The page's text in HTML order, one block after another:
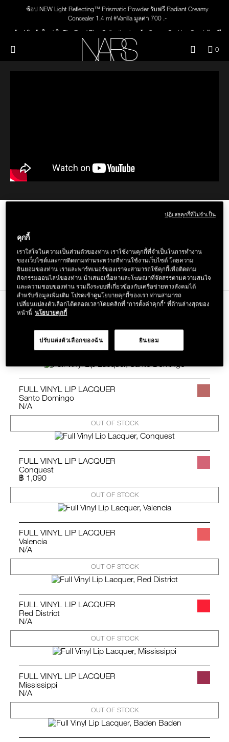
ช้อป NEW Light Reflecting™ Prismatic Powder รับฟรี Radiant Creamy
Concealer 1.4 ml #Vanilla มูลค่า 700 .-
ช้อป สินค้าใดๆ* ในThe Petal Play Collection (ยกเว้น Serum Cushion Case) รับฟรี
Giptok มูลค่า 690.-
ช้อป Blush ใดๆ รับฟรี Afterglow Lip Balm #Orgasm 1.1 g มูลค่า 750 .-
0
ใหม่
THE PETAL PLAY COLLECTION
เมคอัพ
พาเล็ทท์และของขวัญ
THE HOW-TO: FULL VINYL LIP
บน
ไลน์
จากนู้ดถึงนัวร์ เคลือบคลุมริมฝีปากด้วยผลิตภัณฑ์ที่มอบ
ประกายราวกับกระจก เพื่อลุคที่สมบูรณ์แบบ
ผลิตภัณฑ์ที่ใช้ในสาธิตการแต่งหน้า
FULL VINYL LIP LACQUER
Santo Domingo
N/A
OUT OF STOCK
FULL VINYL LIP LACQUER
Conquest
฿ 1,090
OUT OF STOCK
FULL VINYL LIP LACQUER
Valencia
N/A
OUT OF STOCK
FULL VINYL LIP LACQUER
Red District
N/A
OUT OF STOCK
FULL VINYL LIP LACQUER
Mississippi
N/A
OUT OF STOCK
คุกกี้
เราใส่ใจในความเป็นส่วนตัวของท่าน เราใช้งานคุกกี้ที่จำเป็นในการทำงาน
ของเว็บไซต์และการติดตามท่านระหว่างที่ท่านใช้งานเว็บไซต์ โดยความ
ยินยอมของท่าน เราและพาร์ทเนอร์ของเราจะสามารถใช้คุกกี้เพื่อติดตาม
กิจกรรมออนไลน์ของท่าน นำเสนอเนื้อหาและโฆษณาที่จัดสรรตามความสนใจ
และความชอบของท่าน รวมถึงระบบที่เกี่ยวข้องกับเครือข่ายทางสังคมได้
สำหรับข้อมูลเพิ่มเติม โปรดเข้าดูนโยบายคุกกี้ของเรา ท่านสามารถ
เปลี่ยนแปลงตัวเลือกได้ตลอดเวลาโดยคลิกที่ "การตั้งค่าคุกกี้" ที่ด้านล่างสุดของ
หน้านี้ นโยบายคุกกี้
ยินยอม
ปรับแต่งตัวเลือกของฉัน
ปฏิเสธคุกกี้ที่ไม่จำเป็น